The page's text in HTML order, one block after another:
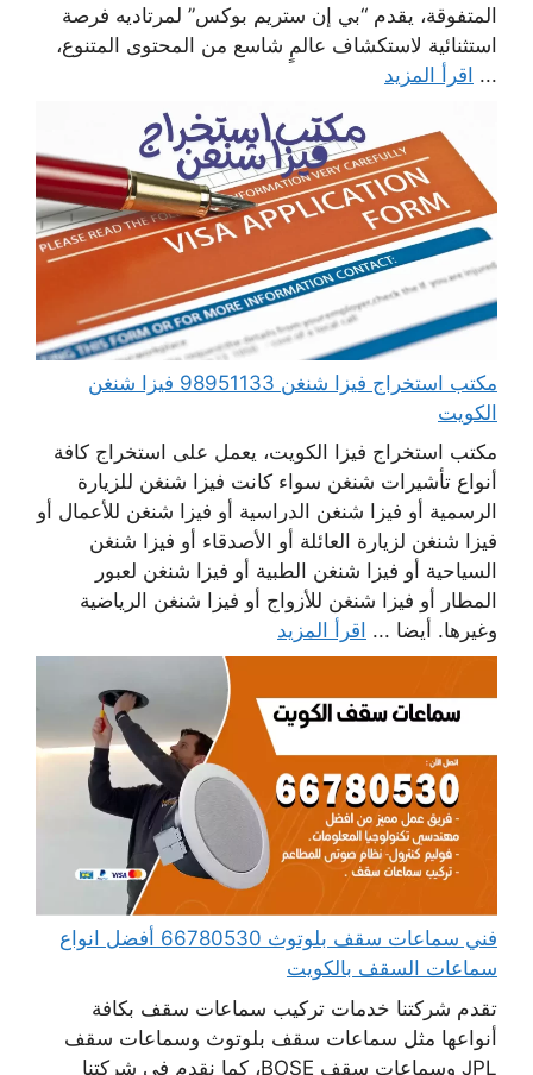
المتفوقة، يقدم “بي إن ستريم بوكس” لمرتاديه فرصة
استثنائية لاستكشاف عالمٍ شاسع من المحتوى المتنوع،
... اقرأ المزيد
مكتب استخراج فيزا شنغن 98951133 فيزا شنغن
الكويت
مكتب استخراج فيزا الكويت، يعمل على استخراج كافة
أنواع تأشيرات شنغن سواء كانت فيزا شنغن للزيارة
الرسمية أو فيزا شنغن الدراسية أو فيزا شنغن للأعمال أو
فيزا شنغن لزيارة العائلة أو الأصدقاء أو فيزا شنغن
السياحية أو فيزا شنغن الطبية أو فيزا شنغن لعبور
المطار أو فيزا شنغن للأزواج أو فيزا شنغن الرياضية
وغيرها. أيضا ... اقرأ المزيد
فني سماعات سقف بلوتوث 66780530 أفضل انواع
سماعات السقف بالكويت
تقدم شركتنا خدمات تركيب سماعات سقف بكافة
أنواعها مثل سماعات سقف بلوتوث وسماعات سقف
JPL وسماعات سقف BOSE، كما نقدم في شركتنا